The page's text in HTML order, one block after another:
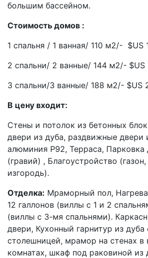
большим бассейном.
Стоимость домов :
1 спальня / 1 ванная/ 110 м2/- $US
2 спальни/ 2 ванные/ 144 м2/- $US
3 спальни/3 ванные/ 188 м2/- $US
В цену входит:
Стены и потолок из бетонных
двери из дуба, раздвижные двери
алюминия P92, Терраса,
(гравий) , Благоустройство (газон,
изгородь).
Отделка: Мраморный пол,
12 галлонов (виллы с 1 и 2
(виллы с 3-мя спальнями).
двери, Кухонный гарнитур из дуба
столешницей, мрамор на стенах в
комнатах, шкаф под раковиной из